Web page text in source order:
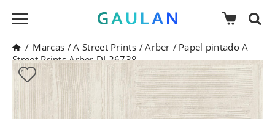
/ Marcas /A Street Prints /Arber / Papel pintado A
Street Prints Arber DL26738